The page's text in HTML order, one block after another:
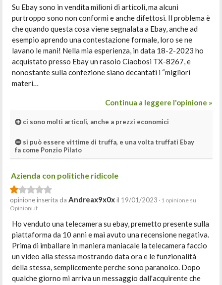
Su Ebay sono in vendita milioni di articoli, ma alcuni
purtroppo sono non conformi e anche difettosi. Il problema è
che quando questa cosa viene segnalata a Ebay, anche ad
esempio aprendo una contestazione formale, loro se ne
lavano le mani! Nella mia esperienza, in data 18-2-2023 ho
acquistato presso Ebay un rasoio Ciaobosi TX-8267, e
nonostante sulla confezione siano decantati i “migliori
materi…
Continua a leggere l'opinione »
ci sono molti articoli, anche a prezzi economici
si può essere vittime di truffa, e una volta truffati Ebay
fa come Ponzio Pilato
Azienda con politiche ridicole
opinione inserita da Andreax9x0xil 19/01/2023 · 1 opinione su
Opinioni.it
Ho venduto una telecamera su ebay, premetto presente sulla
piattaforma da 10 anni e mai avuto una recensione negativa.
Prima di imballare in maniera maniacale la telecamera faccio
un video alla stessa mostrando data ora e le funzionalità
della stessa, semplicemente perche sono paranoico. Dopo
qualche giorno mi arriva un messaggio dall'acquirente che